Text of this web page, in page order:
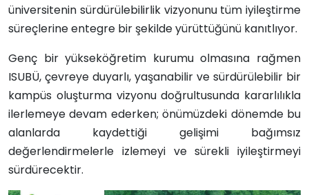
üniversitenin sürdürülebilirlik vizyonunu tüm iyileştirme
süreçlerine entegre bir şekilde yürüttüğünü kanıtlıyor.
Genç bir yükseköğretim kurumu olmasına rağmen
ISUBÜ, çevreye duyarlı, yaşanabilir ve sürdürülebilir bir
kampüs oluşturma vizyonu doğrultusunda kararlılıkla
ilerlemeye devam ederken; önümüzdeki dönemde bu
alanlarda kaydettiği gelişimi bağımsız
değerlendirmelerle izlemeyi ve sürekli iyileştirmeyi
sürdürecektir.